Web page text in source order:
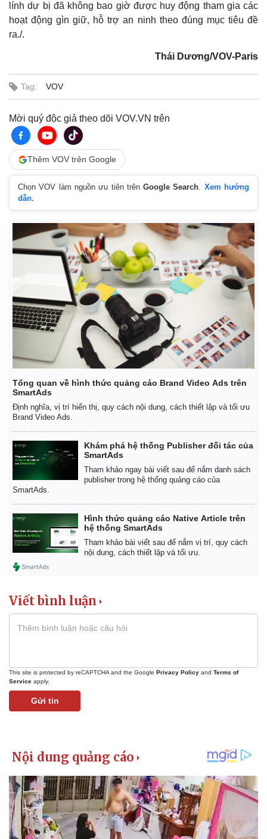
Vụ án
Tin nóng
Tư vấn luật
Quân sự - Quốc phòng
Vũ khí
Việt Nam
lính dự bị đã không bao giờ được huy động tham gia các
hoạt động gìn giữ, hỗ trợ an ninh theo đúng mục tiêu đề
ra./.
Thái Dương/VOV-Paris
Tag: VOV
Mời quý độc giả theo dõi VOV.VN trên
Thêm VOV trên Google
Chọn VOV làm nguồn ưu tiên trênGoogle Search. Xem hướng
dẫn.
Tổng quan về hình thức quảng cáo Brand Video Ads trên
SmartAds
Định nghĩa, vị trí hiển thị, quy cách nội dung, cách thiết lập và tối ưu
Brand Video Ads.
Khám phá hệ thống Publisher đối tác của
SmartAds
Tham khảo ngay bài viết sau để nắm danh sách
publisher trong hệ thống quảng cáo của
SmartAds.
Hình thức quảng cáo Native Article trên
hệ thống SmartAds
Tham khảo bài viết sau để nắm vị trí, quy cách
nội dung, cách thiết lập và tối ưu.
Viết bình luận
This site is protected by reCAPTCHA and the Google Privacy Policy and Terms of
Service apply.
Gửi tin